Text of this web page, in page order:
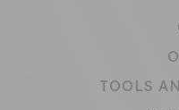
TOOLS